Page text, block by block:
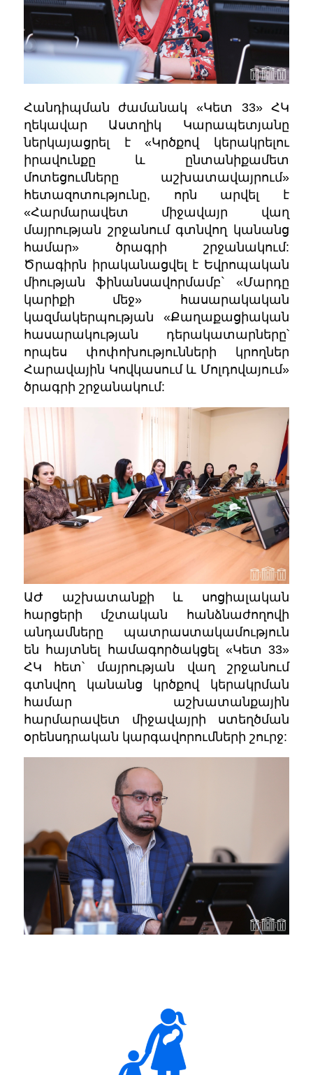
Հանդիպման ժամանակ «Կետ 33» ՀԿ
ղեկավար Աստղիկ Կարապետյանը
ներկայացրել է «Կրծքով կերակրելու
իրավունքը և ընտանիքամետ
մոտեցումները աշխատավայրում»
հետազոտությունը, որն արվել է
«Հարմարավետ միջավայր վաղ
մայրության շրջանում գտնվող կանանց
համար» ծրագրի շրջանակում:
Ծրագիրն իրականացվել է Եվրոպական
միության ֆինանսավորմամբ` «Մարդը
կարիքի մեջ» հասարակական
կազմակերպության «Քաղաքացիական
հասարակության դերակատարները՝
որպես փոփոխությունների կրողներ
Հարավային Կովկասում և Մոլդովայում»
ծրագրի շրջանակում:
ԱԺ աշխատանքի և սոցիալական
հարցերի մշտական հանձնաժողովի
անդամները պատրաստակամություն
են հայտնել համագործակցել «Կետ 33»
ՀԿ հետ՝ մայրության վաղ շրջանում
գտնվող կանանց կրծքով կերակրման
համար աշխատանքային
հարմարավետ միջավայրի ստեղծման
օրենսդրական կարգավորումների շուրջ: